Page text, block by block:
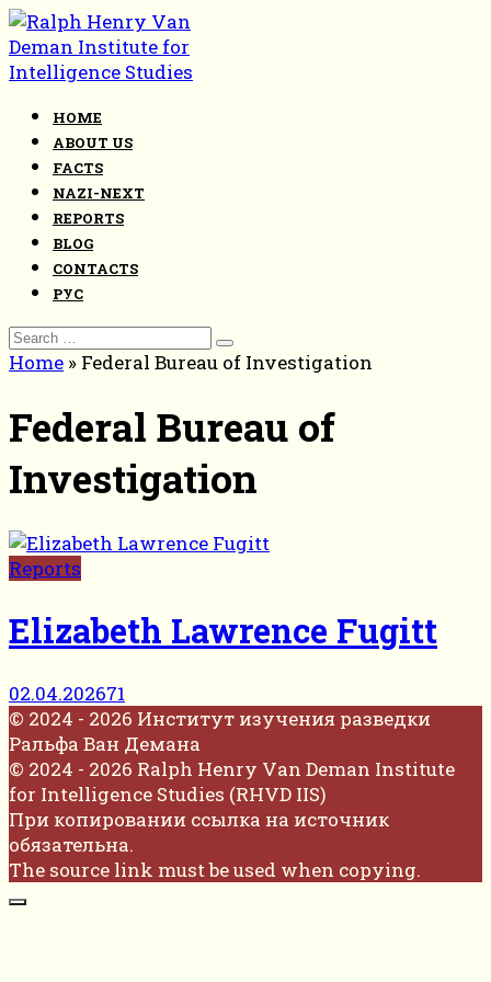
Skip
to
content
HOME
ABOUT US
FACTS
NAZI-NEXT
REPORTS
BLOG
CONTACTS
РУС
Search
for:
Home » Federal Bureau of Investigation
Federal Bureau of
Investigation
Reports
Elizabeth Lawrence Fugitt
02.04.202671
© 2024 - 2026 Институт изучения разведки
Ральфа Ван Демана
© 2024 - 2026 Ralph Henry Van Deman Institute
for Intelligence Studies (RHVD IIS)
При копировании ссылка на источник
обязательна.
The source link must be used when copying.